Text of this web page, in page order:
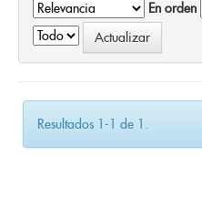
En orden
Resultados 1-1 de 1.